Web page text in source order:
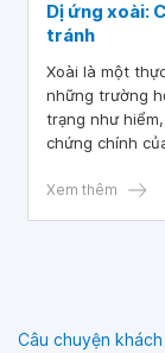
Dị ứng xoài:
tránh
Xoài là một
những trường
trạng như
chứng chính
số thông tin về
Xem thêm
Câu chuyện